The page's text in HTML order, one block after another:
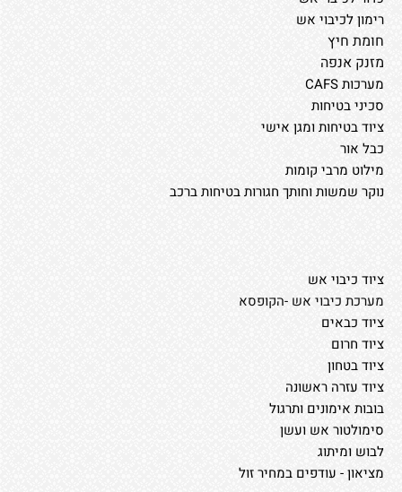
רימון לכיבוי אש
חומת חיץ
מזנק אנפה
מערכות CAFS
סכיני בטיחות
ציוד בטיחות ומגן אישי
כבל אור
מילוט מרבי קומות
נוקר שמשות וחותך חגורות בטיחות ברכב
ציוד כיבוי אש
מערכת כיבוי אש -הקופסא
ציוד כבאים
ציוד חרום
ציוד בטחון
ציוד עזרה ראשונה
בובות אימונים ותרגול
סימולטור אש ועשן
לבוש ומיתוג
מציאון - עודפים במחיר זול